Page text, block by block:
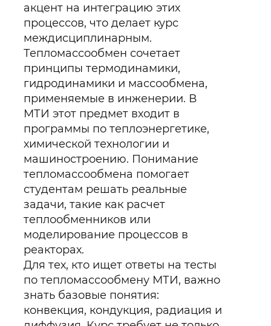
акцент на интеграцию этих
процессов, что делает курс
междисциплинарным.
Тепломассообмен сочетает
принципы термодинамики,
гидродинамики и массообмена,
применяемые в инженерии. В
МТИ этот предмет входит в
программы по теплоэнергетике,
химической технологии и
машиностроению. Понимание
тепломассообмена помогает
студентам решать реальные
задачи, такие как расчет
теплообменников или
моделирование процессов в
реакторах.
Для тех, кто ищет ответы на тесты
по тепломассообмену МТИ, важно
знать базовые понятия:
конвекция, кондукция, радиация и